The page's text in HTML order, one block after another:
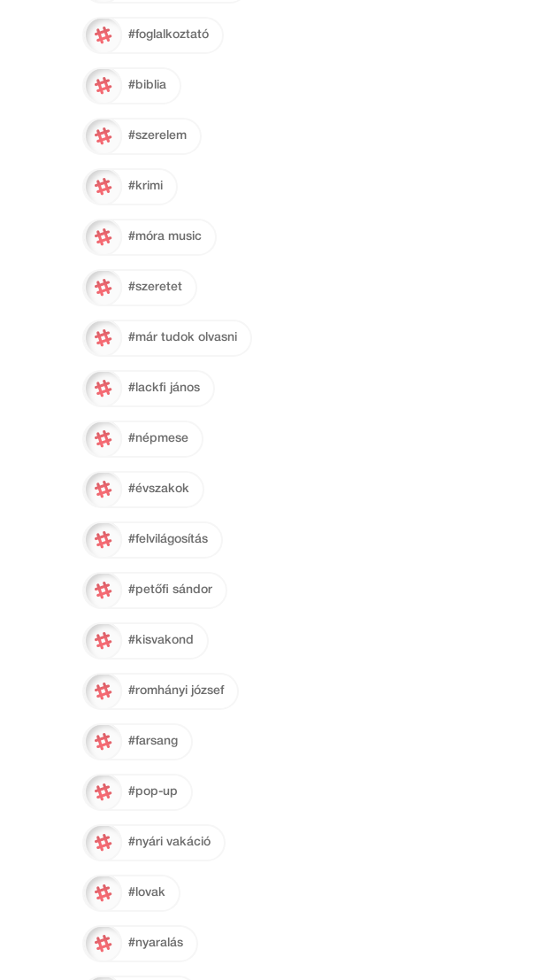
#foglalkoztató
#biblia
#szerelem
#krimi
#móra music
#szeretet
#már tudok olvasni
#lackfi jános
#népmese
#évszakok
#felvilágosítás
#petőfi sándor
#kisvakond
#romhányi józsef
#farsang
#pop-up
#nyári vakáció
#lovak
#nyaralás